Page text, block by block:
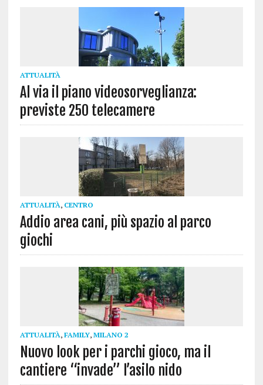
ATTUALITÀ
Al via il piano videosorveglianza:
previste 250 telecamere
ATTUALITÀ, CENTRO
Addio area cani, più spazio al parco
giochi
ATTUALITÀ, FAMILY, MILANO 2
Nuovo look per i parchi gioco, ma il
cantiere “invade” l’asilo nido